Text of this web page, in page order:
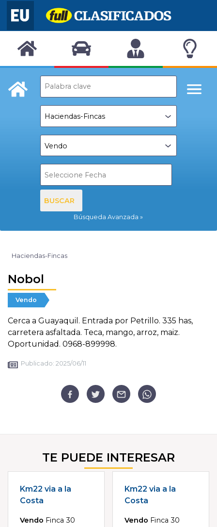
BUSCAR
Búsqueda Avanzada
Haciendas-Fincas
Nobol
Vendo
Cerca a Guayaquil. Entrada por Petrillo. 335 has,
carretera asfaltada. Teca, mango, arroz, maiz.
Oportunidad. 0968-899998.
Publicado: 2025/06/11
TE PUEDE INTERESAR
Km22 via a la
Costa
Vendo Finca 30
Km22 via a la
Costa
Vendo Finca 30